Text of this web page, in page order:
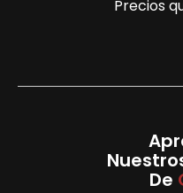
Precios
De